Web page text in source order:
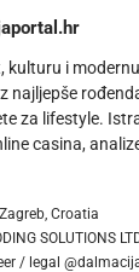
kulturu i
najljepše
za lifestyle.
casina,
Croatia
SOLUTIONS
/ legal